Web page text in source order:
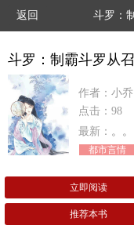
返回 斗罗：
斗罗：制霸斗罗从
作者：小
点击：98
最新： 。。
都市言情
立即阅读
推荐本书